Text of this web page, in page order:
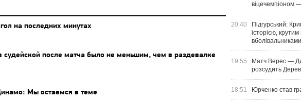
на последних минутах
после матча было не меньшим, чем в раздевалке
Мы остаемся в теме
віцечемпіоном
20:40
Підгурський:
історією,
вболівальниками
19:55
Матч Верес —
розсудить
18:51 Юрченко став